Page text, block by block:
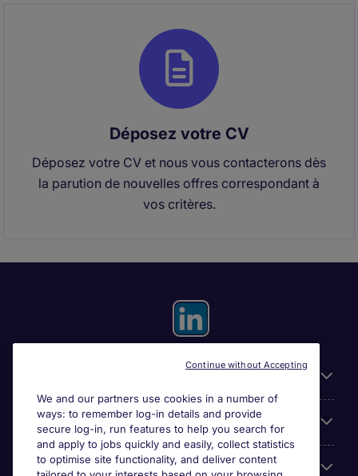
Déposez votre CV
Déposez votre CV et nous vous contacterons dès
la parution de nouvelles offres correspondant à
vos critères.
For employers
Looking for a job in
We and our partners use cookies in a number of
ways: to remember log-in details and provide
secure log-in, run features to help you search for
and apply to jobs quickly and easily, collect statistics
to optimise site functionality, and deliver content
Continue without Accepting